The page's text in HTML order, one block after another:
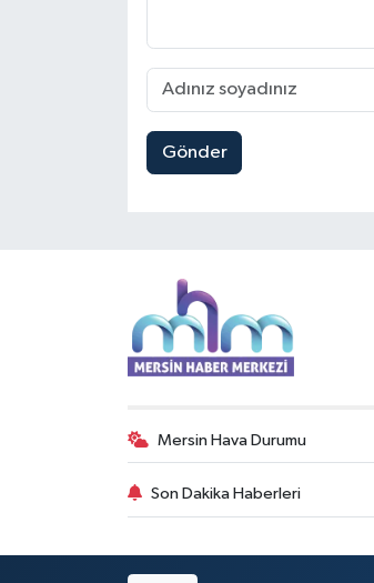
Gönder
Mersin Hava Durumu
Son Dakika Haberleri